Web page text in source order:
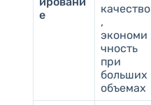
е
качество
,
экономи
чность
при
больших
объемах